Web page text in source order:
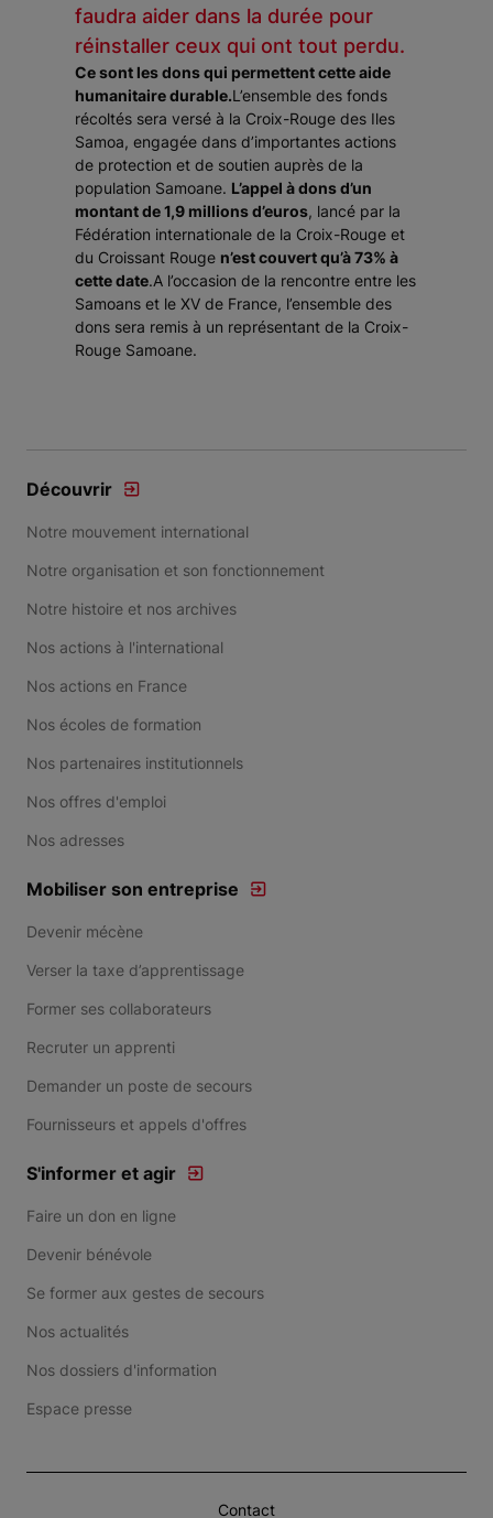
faudra aider dans la durée pour
réinstaller ceux qui ont tout perdu.
Ce sont les dons qui permettent cette aide
humanitaire durable.L’ensemble des fonds
récoltés sera versé à la Croix-Rouge des Iles
Samoa, engagée dans d’importantes actions
de protection et de soutien auprès de la
population Samoane. L’appel à dons d’un
montant de 1,9 millions d’euros, lancé par la
Fédération internationale de la Croix-Rouge et
du Croissant Rouge n’est couvert qu’à 73% à
cette date.A l’occasion de la rencontre entre les
Samoans et le XV de France, l’ensemble des
dons sera remis à un représentant de la Croix-
Rouge Samoane.
Découvrir
Notre mouvement international
Notre organisation et son fonctionnement
Notre histoire et nos archives
Nos actions à l'international
Nos actions en France
Nos écoles de formation
Nos partenaires institutionnels
Nos offres d'emploi
Nos adresses
Mobiliser son entreprise
Devenir mécène
Verser la taxe d’apprentissage
Former ses collaborateurs
Recruter un apprenti
Demander un poste de secours
Fournisseurs et appels d'offres
S'informer et agir
Faire un don en ligne
Devenir bénévole
Se former aux gestes de secours
Nos actualités
Nos dossiers d'information
Espace presse
Contact